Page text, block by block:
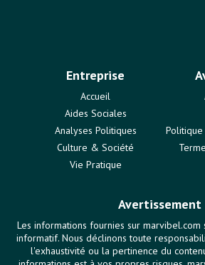
Entreprise
Accueil
Aides Sociales
Analyses Politiques
Culture & Société
Vie Pratique
Avertissement
Les informations fournies sur marvibel.com
informatif. Nous déclinons toute
l'exhaustivité ou la pertinence du